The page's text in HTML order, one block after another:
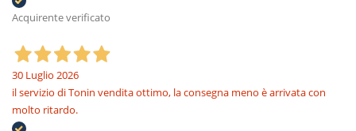
Acquirente verificato
30 Luglio 2026
il servizio di Tonin vendita ottimo, la consegna meno è arrivata con
molto ritardo.